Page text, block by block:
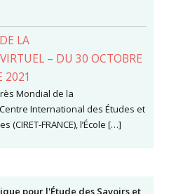
LA
– DU 30 OCTOBRE
2021
Mondial de la
International des Études et
FRANCE), l’École […]
pour l'Étude des Savoirs et